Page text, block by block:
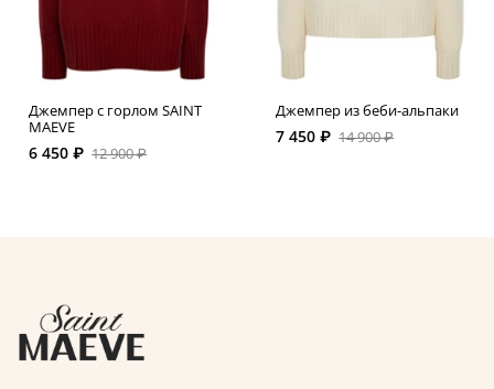
Джемпер с горлом SAINT
MAEVE
6 450 ₽ 12 900 ₽
Джемпер из беби-альпаки
7 450 ₽ 14 900 ₽